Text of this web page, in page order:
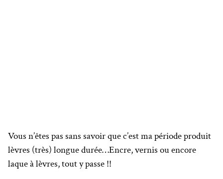
Vous n’êtes pas sans savoir que c’est ma période produit
lèvres (très) longue durée…Encre, vernis ou encore
laque à lèvres, tout y passe !!